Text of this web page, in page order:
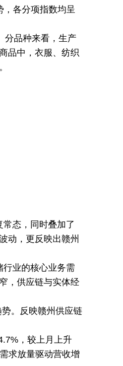
，各分项指数均呈
分品种来看，生产
品中，衣服、纺织
态，同时叠加了
动，更反映出赣州
行业的核心业务需
，供应链与实体经
。反映赣州供应链
，较上月上升
求放量驱动营收增